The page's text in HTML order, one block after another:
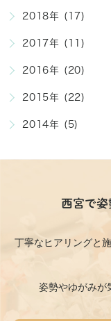
2018年 (17)
2017年 (11)
2016年 (20)
2015年 (22)
2014年 (5)
西宮で姿
丁寧なヒアリングと
姿勢やゆがみが